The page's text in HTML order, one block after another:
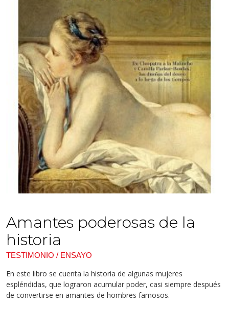
Amantes poderosas de la
historia
TESTIMONIO / ENSAYO
En este libro se cuenta la historia de algunas mujeres
espléndidas, que lograron acumular poder, casi siempre después
de convertirse en amantes de hombres famosos.